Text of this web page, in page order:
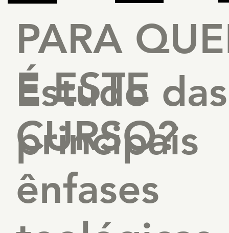
PARA
É ESTE
CURSO?
Estudo das
principais
ênfases